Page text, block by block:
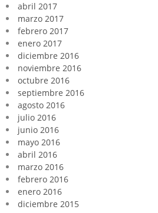
abril 2017
marzo 2017
febrero 2017
enero 2017
diciembre 2016
noviembre 2016
octubre 2016
septiembre 2016
agosto 2016
julio 2016
junio 2016
mayo 2016
abril 2016
marzo 2016
febrero 2016
enero 2016
diciembre 2015